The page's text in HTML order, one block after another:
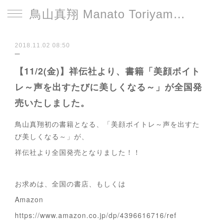
鳥山真翔 Manato Toriyama Official HP＜総合＞
2018.11.02 08:50
【11/2(金)】祥伝社より、書籍「美顔ボイト
レ～声を出すたびに美しくなる～」が全国発
売いたしました。
鳥山真翔初の書籍となる、「美顔ボイトレ～声を出すた
び美しくなる～」が、
祥伝社より全国発売となりました！！
お求めは、全国の書店、もしくは
Amazon
https://www.amazon.co.jp/dp/4396616716/ref